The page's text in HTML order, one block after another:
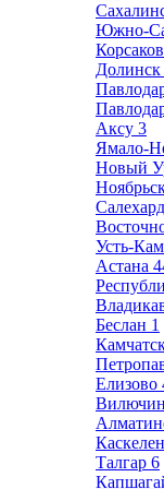
Южно-
Корсаков
Долинск
Аксу 3
Ямало-
Новый
Салехард
Усть-
Астана
Беслан 1
Елизово
Каскелен
Талгар 6